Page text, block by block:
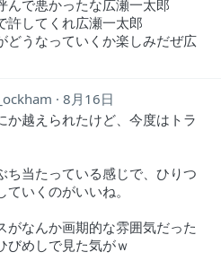
んで悪かったな広瀬一太郎
許してくれ広瀬一太郎
どうなっていくか楽しみだぜ広
8月16日
か越えられたけど、今度はトラ
ち当たっている感じで、ひりつ
いくのがいいね。
がなんか画期的な雰囲気だった
びめしで見た気がｗ